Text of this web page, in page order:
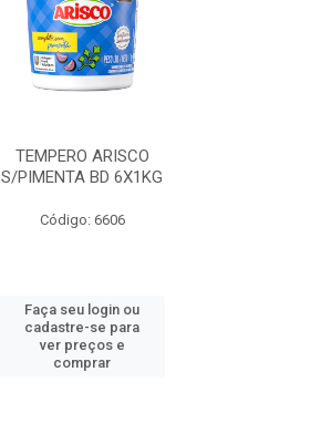
TEMPERO ARISCO
S/PIMENTA BD 6X1KG
Código: 6606
Faça seu login ou
cadastre-se para
ver preços e
comprar